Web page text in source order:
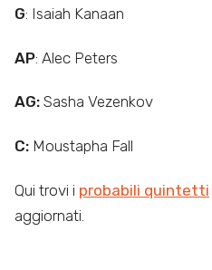
G: Isaiah Kanaan
AP: Alec Peters
AG: Sasha Vezenkov
C: Moustapha Fall
Qui trovi i probabili quintetti
aggiornati.